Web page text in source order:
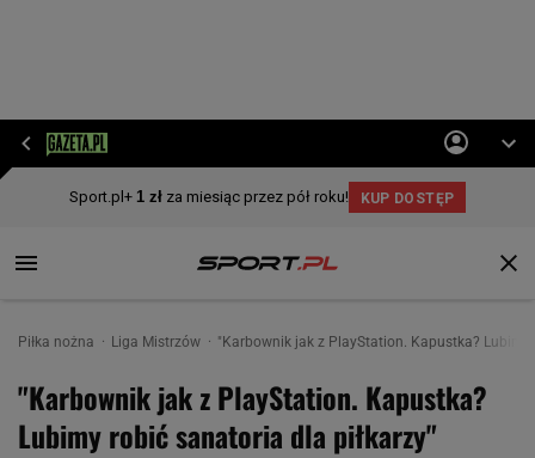
Piłka nożna Liga Mistrzów "Karbownik jak z PlayStation. Kapustka?
"Karbownik jak z PlayStation. Kapustka?
Lubimy robić sanatoria dla piłkarzy"